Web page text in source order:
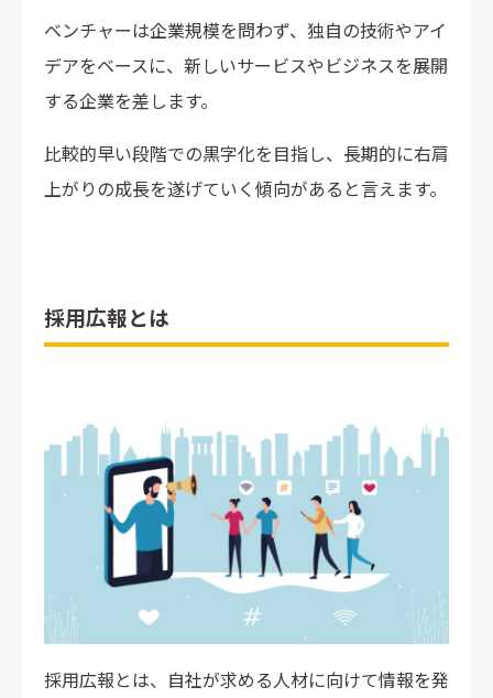
ベンチャーは企業規模を問わず、独自の技術やアイ
デアをベースに、新しいサービスやビジネスを展開
する企業を差します。
比較的早い段階での黒字化を目指し、長期的に右肩
上がりの成長を遂げていく傾向があると言えます。
採用広報とは
採用広報とは、自社が求める人材に向けて情報を発